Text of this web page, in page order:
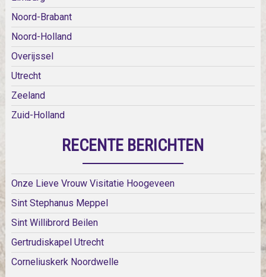
Noord-Brabant
Noord-Holland
Overijssel
Utrecht
Zeeland
Zuid-Holland
RECENTE BERICHTEN
Onze Lieve Vrouw Visitatie Hoogeveen
Sint Stephanus Meppel
Sint Willibrord Beilen
Gertrudiskapel Utrecht
Corneliuskerk Noordwelle